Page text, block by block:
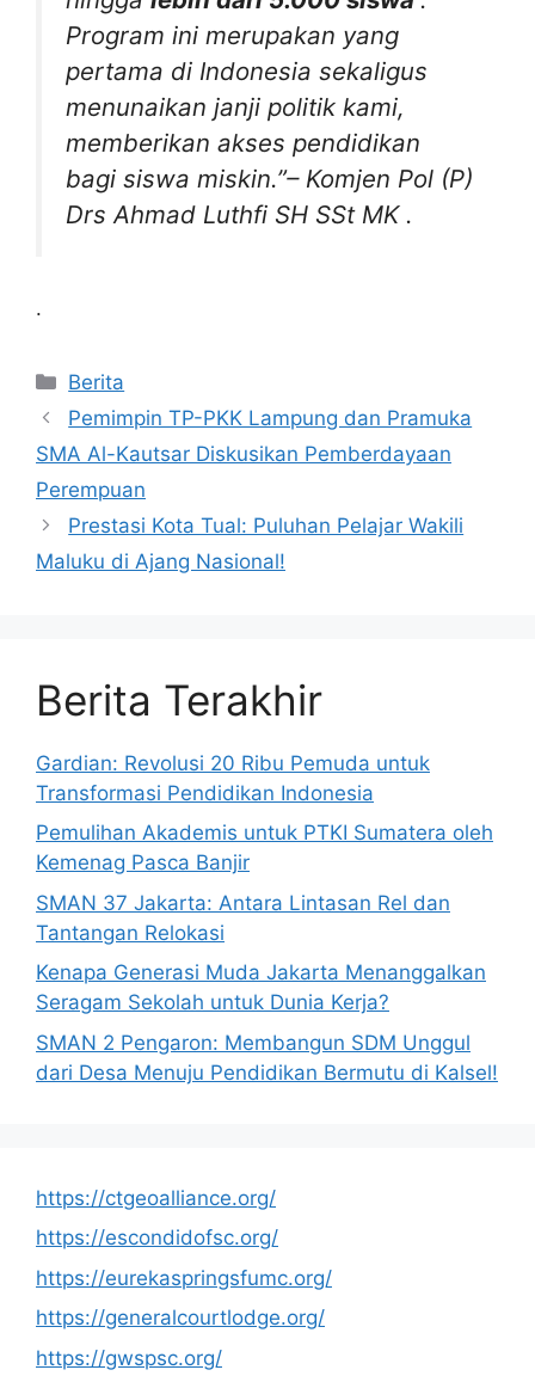
Program ini merupakan yang
pertama di Indonesia sekaligus
menunaikan janji politik kami,
memberikan akses pendidikan
bagi siswa miskin.”– Komjen Pol (P)
Drs Ahmad Luthfi SH SSt MK .
.
Kategori
Berita
Pemimpin TP-PKK Lampung dan Pramuka
SMA Al-Kautsar Diskusikan Pemberdayaan
Perempuan
Prestasi Kota Tual: Puluhan Pelajar Wakili
Maluku di Ajang Nasional!
Berita Terakhir
Gardian: Revolusi 20 Ribu Pemuda untuk
Transformasi Pendidikan Indonesia
Pemulihan Akademis untuk PTKI Sumatera oleh
Kemenag Pasca Banjir
SMAN 37 Jakarta: Antara Lintasan Rel dan
Tantangan Relokasi
Kenapa Generasi Muda Jakarta Menanggalkan
Seragam Sekolah untuk Dunia Kerja?
SMAN 2 Pengaron: Membangun SDM Unggul
dari Desa Menuju Pendidikan Bermutu di Kalsel!
https://ctgeoalliance.org/
https://escondidofsc.org/
https://eurekaspringsfumc.org/
https://generalcourtlodge.org/
https://gwspsc.org/